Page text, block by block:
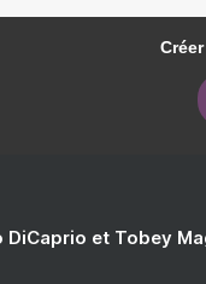
DiCaprio et Tobey